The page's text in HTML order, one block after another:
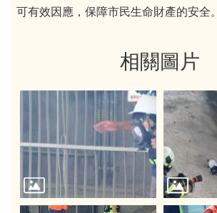
可有效因應，保障市民生命財產的安全。
相關圖片